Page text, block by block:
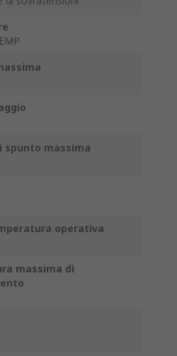
spunto massima
operativa
massima di